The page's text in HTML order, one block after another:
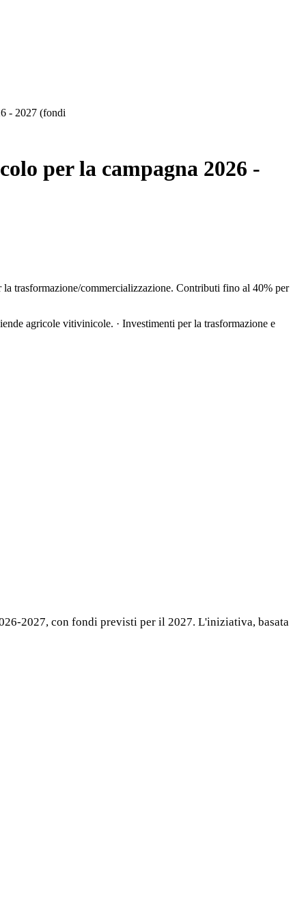
- 2027 (fondi
per la campagna 2026 -
trasformazione/commercializzazione. Contributi fino al 40% per
agricole vitivinicole. · Investimenti per la trasformazione e
2027, con fondi previsti per il 2027. L'iniziativa, basata